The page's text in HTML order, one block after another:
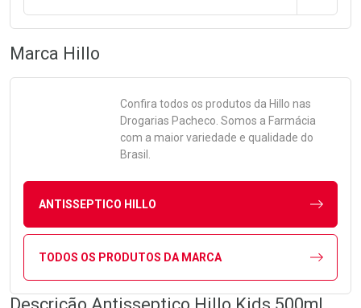
Marca Hillo
Confira todos os produtos da Hillo nas
Drogarias Pacheco. Somos a Farmácia
com a maior variedade e qualidade do
Brasil.
ANTISSEPTICO HILLO
TODOS OS PRODUTOS DA MARCA